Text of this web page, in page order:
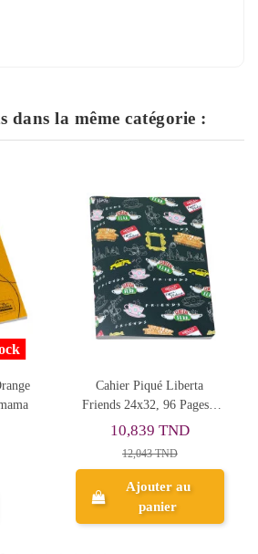
dans la même catégorie :
Cahier BMV 24x32 Bleu,
96 Pages - Yamama
11,267 TND
Aperçu